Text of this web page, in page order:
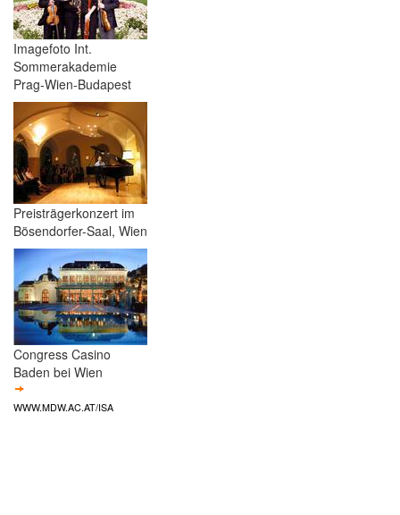
Imagefoto Int.
Sommerakademie
Prag-Wien-Budapest
Preisträgerkonzert im
Bösendorfer-Saal, Wien
Congress Casino
Baden bei Wien
WWW.MDW.AC.AT/ISA